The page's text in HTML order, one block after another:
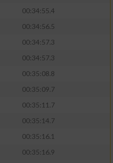
00:34:55.4
00:34:56.5
00:34:57.3
00:34:57.3
00:35:08.8
00:35:09.7
00:35:11.7
00:35:14.7
00:35:16.1
00:35:16.9